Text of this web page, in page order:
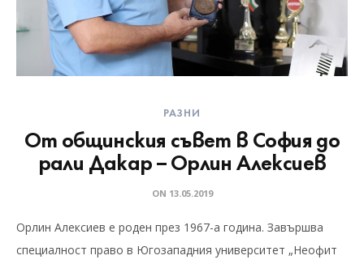
РАЗНИ
От общинския съвет в София до
рали Дакар – Орлин Алексиев
ON 13.05.2019
Орлин Алексиев е роден през 1967-а година. Завършва
специалност право в Югозападния университет „Неофит